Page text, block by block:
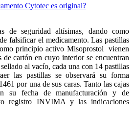
Cytotec es original?
de seguridad altísimas, dando como
falsificar el medicamento. Las pastillas
principio activo Misoprostol vienen
de cartón en cuyo interior se encuentran
al vacío, cada una con 14 pastillas
las pastillas se observará su forma
por una de sus caras. Tanto las cajas
su fecha de manufacturación y de
registro INVIMA y las indicaciones